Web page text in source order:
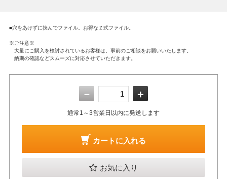
■穴をあけずに挟んでファイル。お得なＺ式ファイル。
※ご注意※
大量にご購入を検討されているお客様は、事前のご相談をお願いいたします。
納期の確認などスムーズに対応させていただきます。
－ ＋
通常1～3営業日以内に発送します
カートに入れる
お気に入り